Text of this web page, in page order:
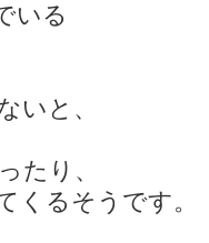
いる
いと、
たり、
くるそうです。